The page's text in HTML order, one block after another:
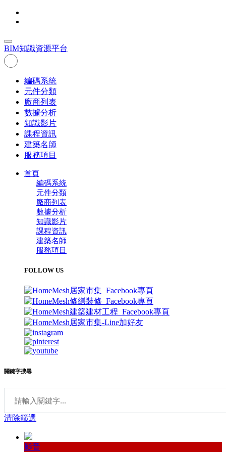
BIM知識資源平台
編碼系統
元件分類
廠商列表
數據分析
知識影片
課程資訊
建築名師
服務項目
首頁
編碼系統
元件分類
廠商列表
數據分析
知識影片
課程資訊
建築名師
服務項目
FOLLOW US
關鍵字搜尋
清除篩選
影音